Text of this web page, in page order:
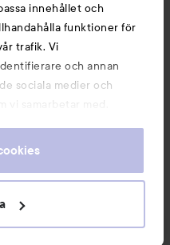
innehållet och
funktioner för
trafik. Vi
och annan
sociala medier och
vi samarbetar med.
eller som de har
av vår webbplats.
inställningarna för